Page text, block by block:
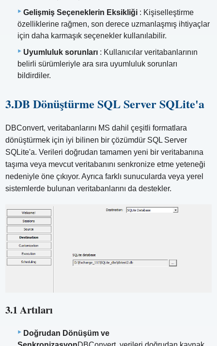
Gelişmiş Seçeneklerin Eksikliği : Kişiselleştirme
özelliklerine rağmen, son derece uzmanlaşmış ihtiyaçlar
için daha karmaşık seçenekler kullanılabilir.
Uyumluluk sorunları : Kullanıcılar veritabanlarının
belirli sürümleriyle ara sıra uyumluluk sorunları
bildirdiler.
3.DB Dönüştürme SQL Server SQLite'a
DBConvert, veritabanlarını MS dahil çeşitli formatlara
dönüştürmek için iyi bilinen bir çözümdür SQL Server
SQLite'a. Verileri doğrudan tamamen yeni bir veritabanına
taşıma veya mevcut veritabanını senkronize etme yeteneği
nedeniyle öne çıkıyor. Ayrıca farklı sunucularda veya yerel
sistemlerde bulunan veritabanlarını da destekler.
3.1 Artıları
Doğrudan Dönüşüm ve